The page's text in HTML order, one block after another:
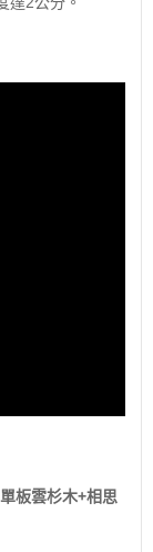
板雲杉木+相思